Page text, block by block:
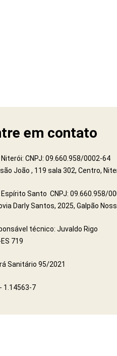
em contato
Niterói: CNPJ: 09.660.958/0002-64
João , 119 sala 302, Centro,
Espírito Santo CNPJ: 09.660.958/
Darly Santos, 2025, Galpão
técnico: Juvaldo Rigo
719
Sanitário 95/2021
1.14563-7